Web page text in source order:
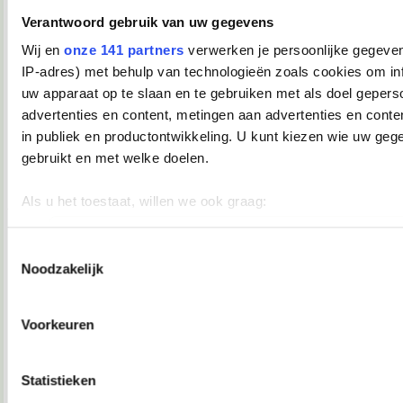
Verantwoord gebruik van uw gegevens
Wij en onze 141 partners verwerken je persoonlijke
IP-adres) met behulp van technologieën zoals cookies om
uw apparaat op te slaan en te gebruiken met als doel
advertenties en content, metingen aan advertenties en
in publiek en productontwikkeling. U kunt kiezen wie uw
gebruikt en met welke doelen.
Als u het toestaat, willen we ook graag:
Uw apparaat identificeren door het actief te scannen op
Lees meer over hoe uw persoonlijke gegevens worden
Noodzakelijk
Voorkeuren
Statistieken
Daar had ie het wel moeilijk mee.
TopDrop
__________________
Verwijderd